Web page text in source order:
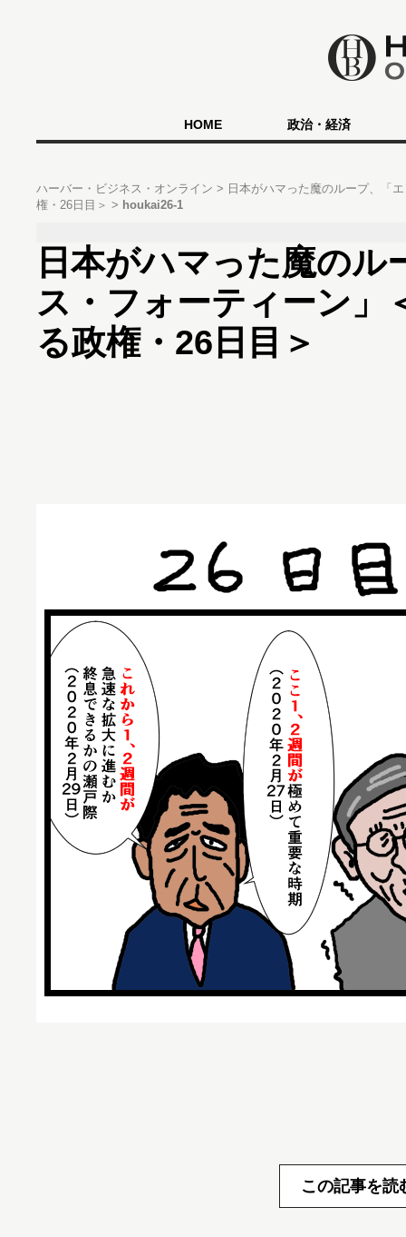
HOME 政治・経済
ハーバー・ビジネス・オンライン
日本がハマった魔のループ、「
権・26日目＞
houkai26-1
日本がハマった魔のル
ス・フォーティーン」
る政権・26日目＞
この記事を読